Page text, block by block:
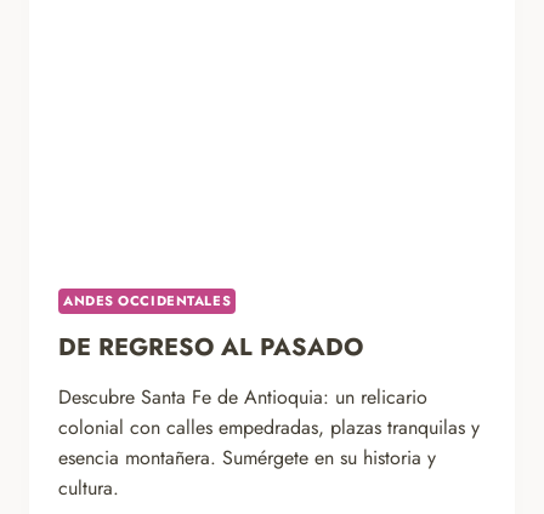
ANDES OCCIDENTALES
DE REGRESO AL PASADO
Descubre Santa Fe de Antioquia: un relicario
colonial con calles empedradas, plazas tranquilas y
esencia montañera. Sumérgete en su historia y
cultura.